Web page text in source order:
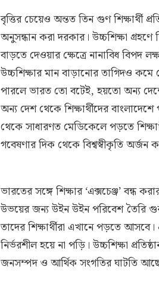
বৃত্তির চেয়েও অন্তত তিন গুণ শিক্ষার্থী
অনুসন্ধান করা দরকার। উচ্চশিক্ষা গ্রহণে
বাড়তে দেওয়ার ক্ষেত্রে নানাবিধ বিপদ
উচ্চশিক্ষার মান বাড়ানোর তাগিদও কমে
পারলে ভারত তো বটেই, হয়তো অন্য
অন্য দেশ থেকে শিক্ষার্থীদের
থেকে সাধারণত মেডিকেলে পড়তে
গবেষণার দিক থেকে বিশ্বস্বীকৃতি
ভারতের সঙ্গে শিক্ষার ‘এক্সচেঞ্জ’ বন্ধ
উভয়ের জন্য উইন উইন পরিবেশ তৈরি
তাদের শিক্ষার্থীরা এখানে পড়তে
নির্ভরশীল হয়ে না পড়ি। উচ্চশিক্ষা
জনসম্পদ ও আর্থিক সংগতির ঘাটতি